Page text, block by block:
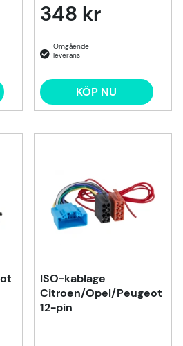
348 kr
KÖP NU
ISO-kablage
Citroen/Opel/Peugeot
12-pin